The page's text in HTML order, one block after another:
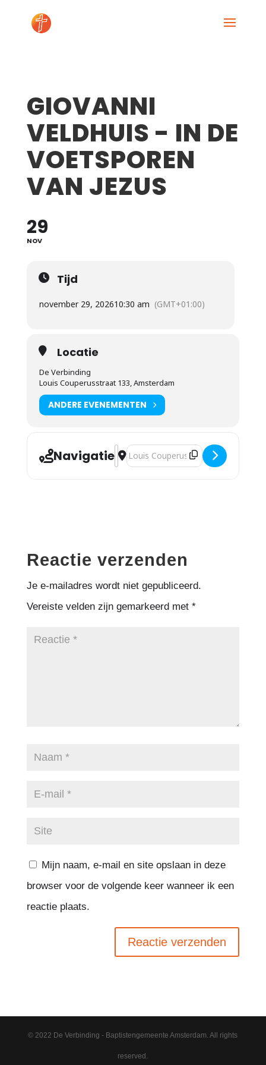
GIOVANNI
VELDHUIS - IN DE
VOETSPOREN
VAN JEZUS
29
NOV
Tijd
november 29, 202610:30 am (GMT+01:00)
Locatie
De Verbinding
Louis Couperusstraat 133, Amsterdam
ANDERE EVENEMENTEN
NavigatieAdres - Giovanni Veldhuis - In de
Bestemmingsadres - Giovanni
Reactie verzenden
Je e-mailadres wordt niet gepubliceerd.
Vereiste velden zijn gemarkeerd met *
Mijn naam, e-mail en site opslaan in deze
browser voor de volgende keer wanneer ik een
reactie plaats.
© 2022 De Verbinding - Baptistengemeente Amsterdam. All rights
reserved.